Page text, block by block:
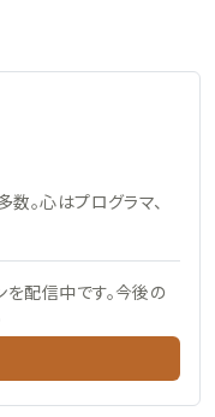
。心はプログラマ、
配信中です。今後の